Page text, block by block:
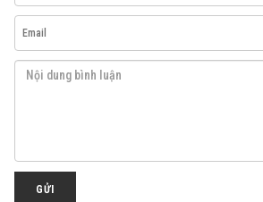
GỬI